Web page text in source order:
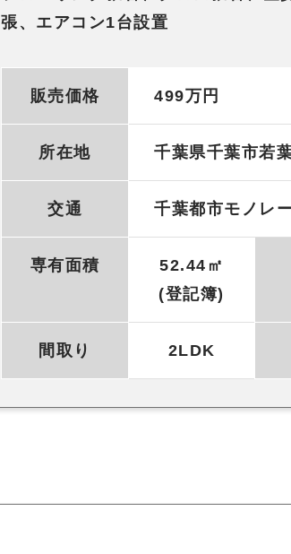
張、エアコン1台設置
販売価格 499万円
所在地 千葉県千葉市若
交通 千葉都市モノレ
専有面積
52.44㎡
(登記簿)
間取り 2LDK